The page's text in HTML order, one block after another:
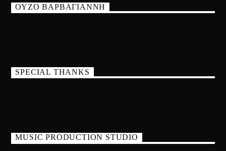
ΟΥΖΟ ΒΑΡΒΑΓΙΑΝΝΗ
SPECIAL THANKS
MUSIC PRODUCTION STUDIO